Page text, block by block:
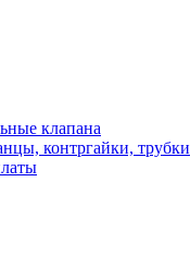
клапана
контргайки, трубки